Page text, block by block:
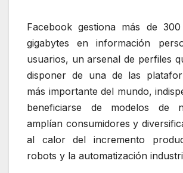
Facebook gestiona más de
gigabytes en información
usuarios, un arsenal de perfiles
disponer de una de las
más importante del mundo,
beneficiarse de modelos de
amplían consumidores y
al calor del incremento
robots y la automatización